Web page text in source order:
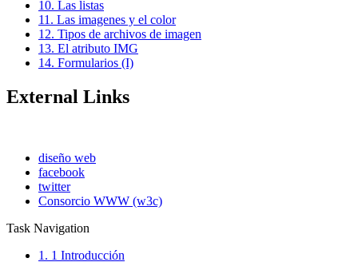
10. Las listas
11. Las imagenes y el color
12. Tipos de archivos de imagen
13. El atributo IMG
14. Formularios (I)
External Links
diseño web
facebook
twitter
Consorcio WWW (w3c)
Task Navigation
1. 1 Introducción